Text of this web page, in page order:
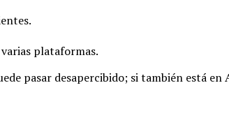
plataformas.
pasar desapercibido; si también está